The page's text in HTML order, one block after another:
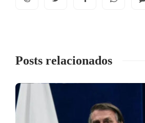
Posts relacionados